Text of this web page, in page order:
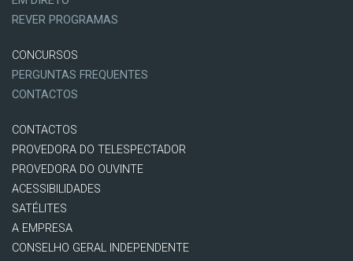
REVER PROGRAMAS
CONCURSOS
PERGUNTAS FREQUENTES
CONTACTOS
CONTACTOS
PROVEDORA DO TELESPECTADOR
PROVEDORA DO OUVINTE
ACESSIBILIDADES
SATÉLITES
A EMPRESA
CONSELHO GERAL INDEPENDENTE